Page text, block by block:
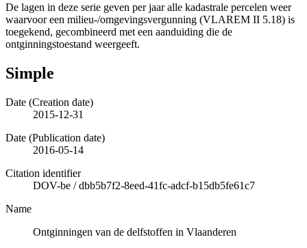
De lagen in deze serie geven per jaar alle kadastrale percelen weer
waarvoor een milieu-/omgevingsvergunning (VLAREM II 5.18) is
toegekend, gecombineerd met een aanduiding die de
ontginningstoestand weergeeft.
Simple
Date (Creation date)
2015-12-31
Date (Publication date)
2016-05-14
Citation identifier
DOV-be /dbb5b7f2-8eed-41fc-adcf-b15db5fe61c7
Name
Ontginningen van de delfstoffen in Vlaanderen